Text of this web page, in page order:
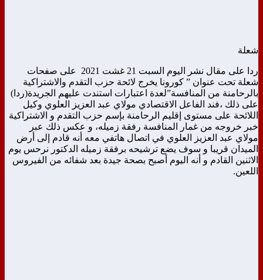
شعلة
ردا على مقال نشر اليوم السبت 21 غشت 2021 على صفحات
شعلة تحت عنوان ” كورونا يخرج لائحة حزب التقدم والاشتراكية
بالرحامنة من المنافسة”لعدة اعتبارات استندت عليهم الجريدة(ردا)
على ذلك ،فند الفاعل الاقتصادي مولاي عبد العزيز العلوي وكيل
اللائحة على مستوى إقليم الرحامنة بإسم حزب التقدم و الاشتراكية
خبر خروجه من غمار المنافسة رفقة زميله، و عكس ذلك عبر
مولاي عبد العزيز العلوي في اتصال هاتفي معه أنه قادم إلى أرض
الميدان قريبا و سوف يضع ترشيحه برفقة زميله الدكتور نرحس يوم
الاثنين القادم و أنه اليوم أصبح بصحة جيدة بعد شفائه من الفيروس
اللعين.